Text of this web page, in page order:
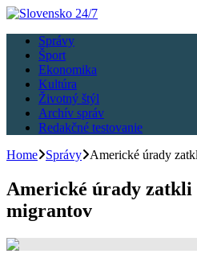
Správy
Šport
Ekonomika
Kultúra
Životný štýl
Archív správ
Redakčné testovanie
Home
Správy Americké úrady
Americké úrady zatkli
migrantov